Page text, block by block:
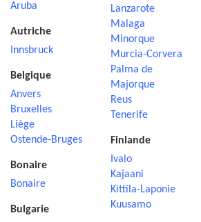
Aruba
Autriche
Innsbruck
Belgique
Anvers
Bruxelles
Liège
Ostende-Bruges
Bonaire
Bonaire
Bulgarie
Lanzarote
Malaga
Minorque
Murcia-Corvera
Palma de
Majorque
Reus
Tenerife
Finlande
Ivalo
Kajaani
Kittila-Laponie
Kuusamo